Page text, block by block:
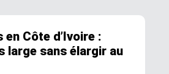
Côte d’Ivoire :
large sans élargir au